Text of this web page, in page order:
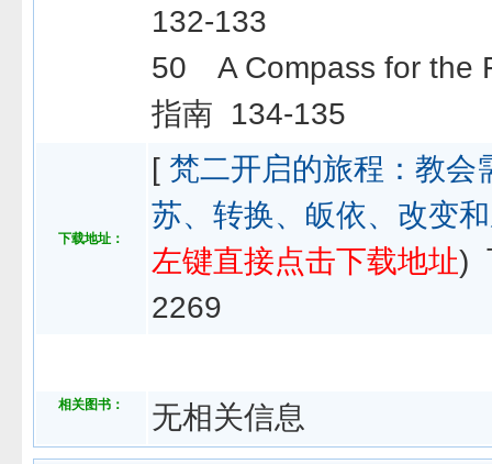
132-133
50 A Compass for the
指南 134-135
下载地址：
[ 梵二开启的旅程：教会
苏、转换、皈依、改变
左键直接点击下载地址)
2269
相关图书： 无相关信息